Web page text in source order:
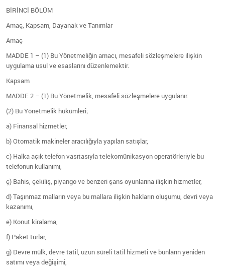
BİRİNCİ BÖLÜM
Amaç, Kapsam, Dayanak ve Tanımlar
Amaç
MADDE 1 – (1) Bu Yönetmeliğin amacı, mesafeli sözleşmelere ilişkin
uygulama usul ve esaslarını düzenlemektir.
Kapsam
MADDE 2 – (1) Bu Yönetmelik, mesafeli sözleşmelere uygulanır.
(2) Bu Yönetmelik hükümleri;
a) Finansal hizmetler,
b) Otomatik makineler aracılığıyla yapılan satışlar,
c) Halka açık telefon vasıtasıyla telekomünikasyon operatörleriyle bu
telefonun kullanımı,
ç) Bahis, çekiliş, piyango ve benzeri şans oyunlarına ilişkin hizmetler,
d) Taşınmaz malların veya bu mallara ilişkin hakların oluşumu, devri veya
kazanımı,
e) Konut kiralama,
f) Paket turlar,
g) Devre mülk, devre tatil, uzun süreli tatil hizmeti ve bunların yeniden
satımı veya değişimi,